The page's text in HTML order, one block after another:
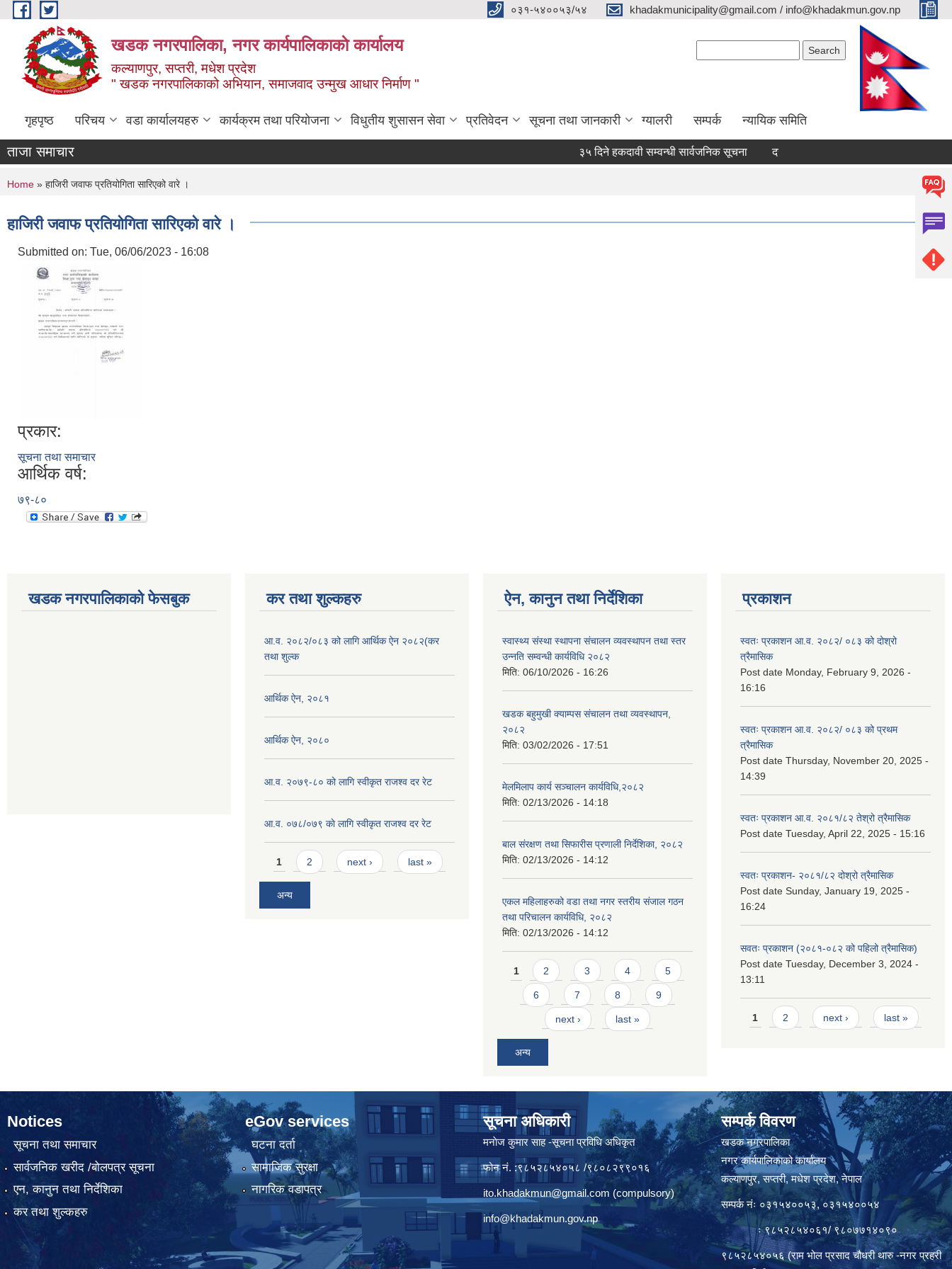
Skip to main content ०३१-५४००५३/५४ khadakmunicipality@gmail.com / info@khadakmun.gov.np
खडक नगरपालिका, नगर कार्यपालिकाकाे कार्यालय
कल्याणपुर, सप्तरी, मधेश प्रदेश
" खडक नगरपालिकाको अभियान, समाजवाद उन्मुख आधार निर्माण "
गृहपृष्ठ परिचय वडा कार्यालयहरु कार्यक्रम तथा परियोजना विधुतीय शुसासन सेवा प्रतिवेदन सूचना तथा जानकारी ग्यालरी सम्पर्क न्यायिक समिति
ताजा समाचार ३५ दिने हकदावी सम्वन्धी सार्वजनिक सूचना दरभाउपत्र स्वीकृत गर्ने आश्यको सूचना
You are here
Home » हाजिरी जवाफ प्रतियोगिता सारिएको वारे ।
हाजिरी जवाफ प्रतियोगिता सारिएको वारे ।
Submitted on: Tue, 06/06/2023 - 16:08
प्रकार:
सूचना तथा समाचार
आर्थिक वर्ष:
७९-८०
खडक नगरपालिकाको फेसबुक कर तथा शुल्कहरु
आ.व. २०८२/०८३ को लागि आर्थिक ऐन २०८२(कर
तथा शुल्क
आर्थिक ऐन, २०८१
आर्थिक ऐन, २०८०
आ.व. २०७९-८० को लागि स्वीकृत राजश्व दर रेट
आ.व. ०७८/०७९ काे लागि स्वीकृत राजश्व दर रेट
Pages
1 2 next › last »
अन्य
ऐन, कानुन तथा निर्देशिका
स्वास्थ्य संस्था स्थापना संचालन व्यवस्थापन तथा स्तर
उन्नति सम्वन्धी कार्यविधि २०८२
मिति: 06/10/2026 - 16:26
खडक बहुमुखी क्याम्पस संचालन तथा व्यवस्थापन,
२०८२
मिति: 03/02/2026 - 17:51
मेलमिलाप कार्य सञ्चालन कार्यविधि,२०८२
मिति: 02/13/2026 - 14:18
बाल संरक्षण तथा सिफारीस प्रणाली निर्देशिका, २०८२
मिति: 02/13/2026 - 14:12
एकल महिलाहरुको वडा तथा नगर स्तरीय संजाल गठन
तथा परिचालन कार्यविधि, २०८२
मिति: 02/13/2026 - 14:12
Pages
1 2 3 4 5
6 7 8 9
next › last »
अन्य
प्रकाशन
स्वतः प्रकाशन आ.व. २०८२/ ०८३ को दोश्रो
त्रैमासिक
Post date Monday, February 9, 2026 -
16:16
स्वतः प्रकाशन आ.व. २०८२/ ०८३ को प्रथम
त्रैमासिक
Post date Thursday, November 20, 2025 -
14:39
स्वतः प्रकाशन आ.व. २०८१/८२ तेश्रो त्रैमासिक
Post date Tuesday, April 22, 2025 - 15:16
स्वतः प्रकाशन- २०८१/८२ दोश्रो त्रैमासिक
Post date Sunday, January 19, 2025 -
16:24
सवतः प्रकाशन (२०८१-०८२ को पहिलो त्रैमासिक)
Post date Tuesday, December 3, 2024 -
13:11
Pages
1 2 next › last »
Notices
सूचना तथा समाचार
सार्वजनिक खरीद /बोलपत्र सूचना
एन, कानुन तथा निर्देशिका
कर तथा शुल्कहरु
eGov services
घटना दर्ता
सामाजिक सुरक्षा
नागरिक वडापत्र
सूचना अधिकारी
मनाेज कुमार साह -सूचना प्रविधि अधिकृत
फोन नं. :९८५२८५४०५८ /९८०८२९९०१६
ito.khadakmun@gmail.com (compulsory)
info@khadakmun.gov.np
सम्पर्क विवरण
खडक नगरपालिका
नगर कार्यपालिकाको कार्यालय
कल्याणपुर, सप्तरी, मधेश प्रदेश, नेपाल
सम्पर्क नंः ०३१५४००५३, ०३१५४००५४
ः ९८५२८५४०६१/ ९८०७७१४०९०
९८५२८५४०५६ (राम भोल प्रसाद चौधरी थारु -नगर प्रहरी